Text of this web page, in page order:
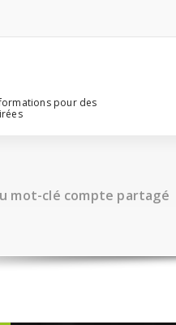
pour des
mot-clé compte partagé